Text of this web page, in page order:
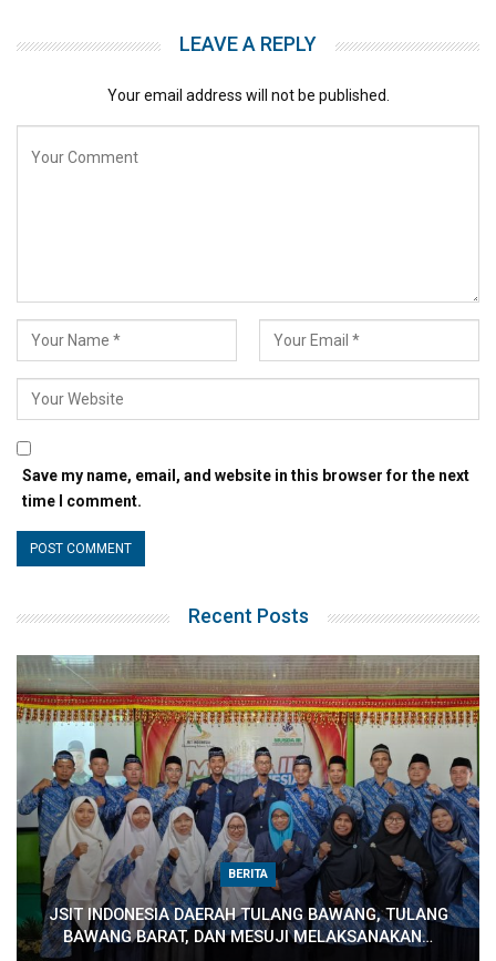
LEAVE A REPLY
Your email address will not be published.
Save my name, email, and website in this browser for the next
time I comment.
Recent Posts
BERITA
JSIT INDONESIA DAERAH TULANG BAWANG, TULANG
BAWANG BARAT, DAN MESUJI MELAKSANAKAN…